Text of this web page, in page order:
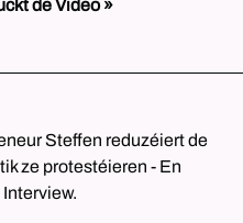
de Video »
Steffen reduzéiert de
ze protestéieren - En